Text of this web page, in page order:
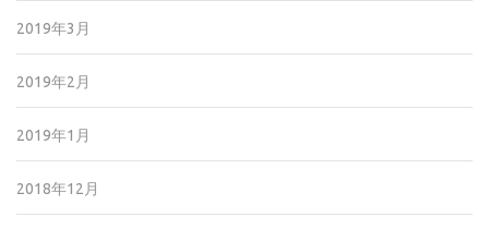
2019年3月
2019年2月
2019年1月
2018年12月